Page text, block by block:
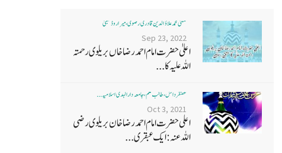
مفتی محمد علاؤ الدین قادری رضوی ، میرا روڈ ممبئی
Sep 23, 2022
اعلیٰ حضرت امام احمد رضا خاں بر یلو ی رحمتہ
اللہ علیہ کا...
غضنفر دانش، طالب علم، جامعہ دارالہدی اسلامیہ ...
Oct 3, 2021
اعلی حضرت امام احمد رضا خان بریلوی رضی
اللہ عنہ: ایک عبقری...